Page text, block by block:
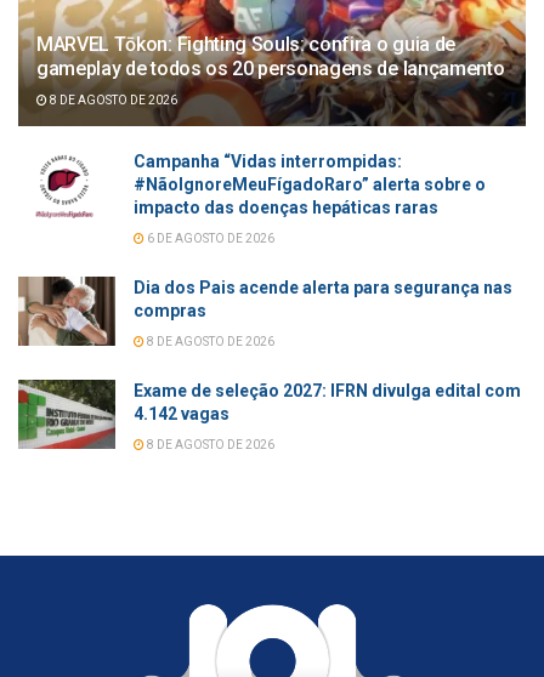
MARVEL Tōkon: Fighting Souls: confira o guia de
gameplay de todos os 20 personagens de lançamento
8 DE AGOSTO DE 2026
Campanha “Vidas interrompidas:
#NãoIgnoreMeuFígadoRaro” alerta sobre o
impacto das doenças hepáticas raras
6 DE AGOSTO DE 2026
Dia dos Pais acende alerta para segurança nas
compras
8 DE AGOSTO DE 2026
Exame de seleção 2027: IFRN divulga edital com
4.142 vagas
8 DE AGOSTO DE 2026